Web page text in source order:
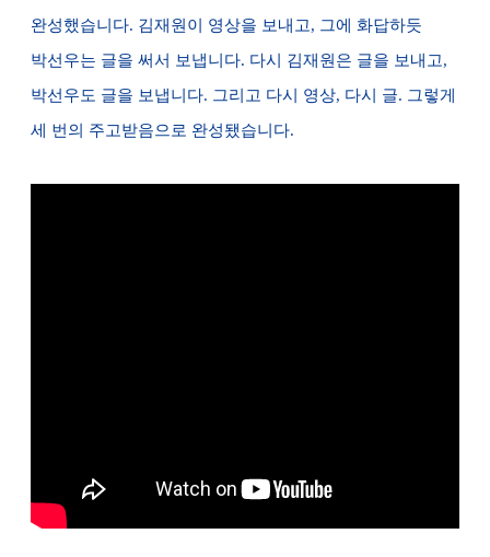
완성했습니다. 김재원이 영상을 보내고, 그에 화답하듯
박선우는 글을 써서 보냅니다. 다시 김재원은 글을 보내고,
박선우도 글을 보냅니다. 그리고 다시 영상, 다시 글. 그렇게
세 번의 주고받음으로 완성됐습니다.